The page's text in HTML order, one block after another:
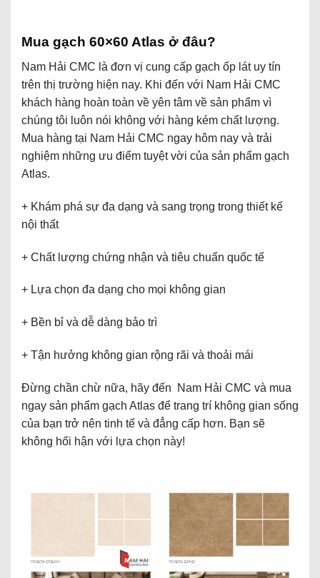
Mua gạch 60×60 Atlas ở đâu?
Nam Hải CMC là đơn vị cung cấp gạch ốp lát uy tín
trên thị trường hiện nay. Khi đến với Nam Hải CMC
khách hàng hoàn toàn về yên tâm về sản phẩm vì
chúng tôi luôn nói không với hàng kém chất lượng.
Mua hàng tại Nam Hải CMC ngay hôm nay và trải
nghiệm những ưu điểm tuyệt vời của sản phẩm gạch
Atlas.
+ Khám phá sự đa dạng và sang trọng trong thiết kế
nội thất
+ Chất lượng chứng nhận và tiêu chuẩn quốc tế
+ Lựa chọn đa dạng cho mọi không gian
+ Bền bỉ và dễ dàng bảo trì
+ Tận hưởng không gian rộng rãi và thoải mái
Đừng chần chừ nữa, hãy đến Nam Hải CMC và mua
ngay sản phẩm gạch Atlas để trang trí không gian sống
của bạn trở nên tinh tế và đẳng cấp hơn. Bạn sẽ
không hối hận với lựa chọn này!